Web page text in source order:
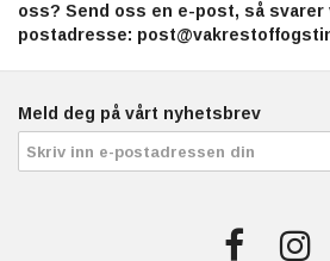
oss? Send oss en e-post, så svarer
postadresse:
Meld deg på vårt nyhetsbrev